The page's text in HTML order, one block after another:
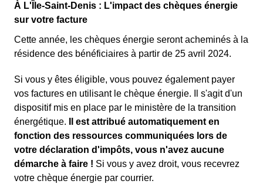
À L'Île-Saint-Denis : L'impact des chèques énergie
sur votre facture
Cette année, les chèques énergie seront acheminés à la
résidence des bénéficiaires à partir de 25 avril 2024.
Si vous y êtes éligible, vous pouvez également payer
vos factures en utilisant le chèque énergie. Il s'agit d'un
dispositif mis en place par le ministère de la transition
énergétique.
Il est attribué automatiquement en
fonction des ressources communiquées lors de
votre déclaration d'impôts, vous n'avez aucune
démarche à faire ! Si vous y avez droit, vous recevrez
votre chèque énergie par courrier.